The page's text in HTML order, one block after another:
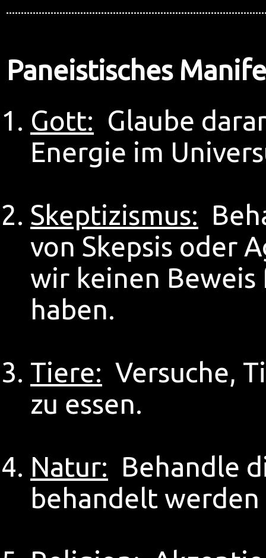
Paneistisches
Gott: Glaube
Energie im
Skeptizismus:
von Skepsis oder
wir keinen Beweis
haben.
Tiere: Versuche,
zu essen.
Natur: Behandle
behandelt